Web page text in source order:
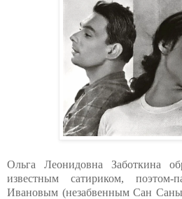
Ольга Леонидовна Заботкина
известным сатириком, поэтом-
Ивановым (незабвенным Сан